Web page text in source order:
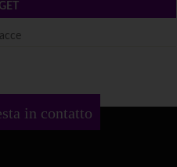
in contatto